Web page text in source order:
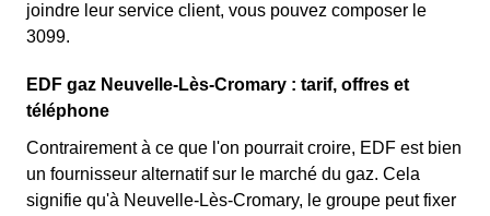
joindre leur service client, vous pouvez composer le
3099.
EDF gaz Neuvelle-Lès-Cromary : tarif, offres et
téléphone
Contrairement à ce que l'on pourrait croire, EDF est bien
un fournisseur alternatif sur le marché du gaz. Cela
signifie qu'à Neuvelle-Lès-Cromary, le groupe peut fixer